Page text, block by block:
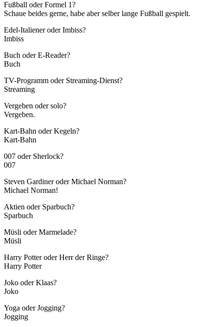
Fußball oder Formel 1?
Schaue beides gerne, habe aber selber lange Fußball gespielt.
Edel-Italiener oder Imbiss?
Imbiss
Buch oder E-Reader?
Buch
TV-Programm oder Streaming-Dienst?
Streaming
Vergeben oder solo?
Vergeben.
Kart-Bahn oder Kegeln?
Kart-Bahn
007 oder Sherlock?
007
Steven Gardiner oder Michael Norman?
Michael Norman!
Aktien oder Sparbuch?
Sparbuch
Müsli oder Marmelade?
Müsli
Harry Potter oder Herr der Ringe?
Harry Potter
Joko oder Klaas?
Joko
Yoga oder Jogging?
Jogging